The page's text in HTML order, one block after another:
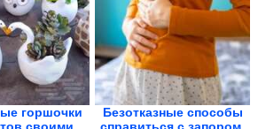
горшочки
Безотказные способы